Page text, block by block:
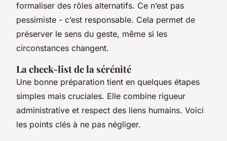
formaliser des rôles alternatifs. Ce n’est pas
pessimiste - c’est responsable. Cela permet de
préserver le sens du geste, même si les
circonstances changent.
La check-list de la sérénité
Une bonne préparation tient en quelques étapes
simples mais cruciales. Elle combine rigueur
administrative et respect des liens humains. Voici
les points clés à ne pas négliger.